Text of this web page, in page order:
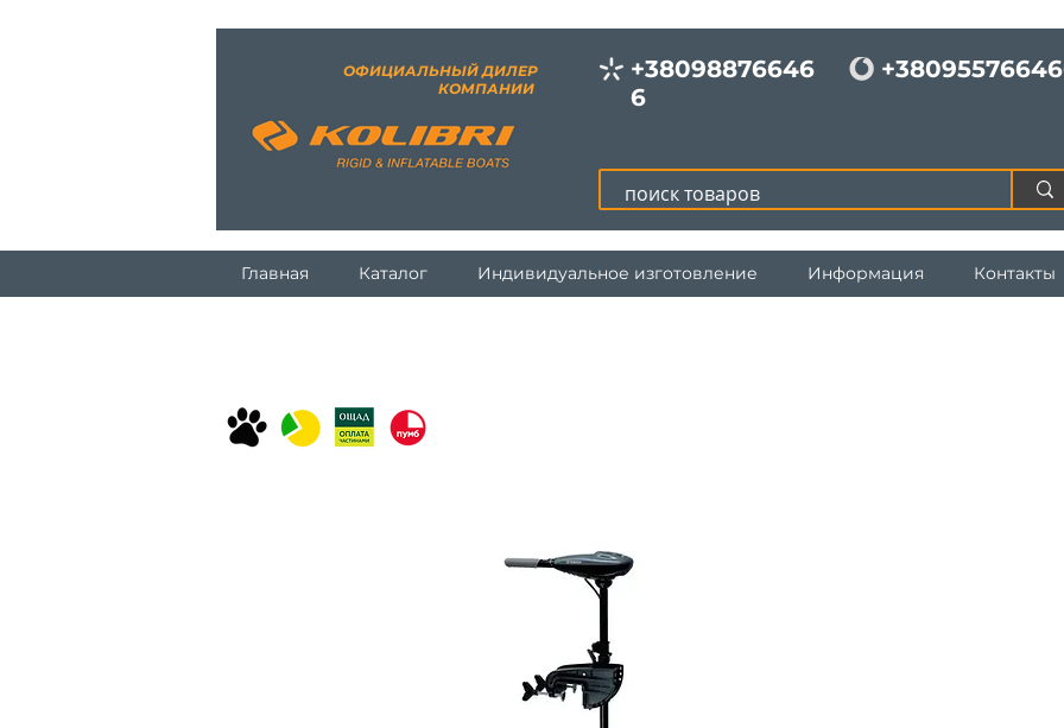
+38098876646
6
ОФИЦИАЛЬНЫЙ ДИЛЕР
КОМПАНИИ
Главная Каталог Индивидуальное изготовление Информация Контакты